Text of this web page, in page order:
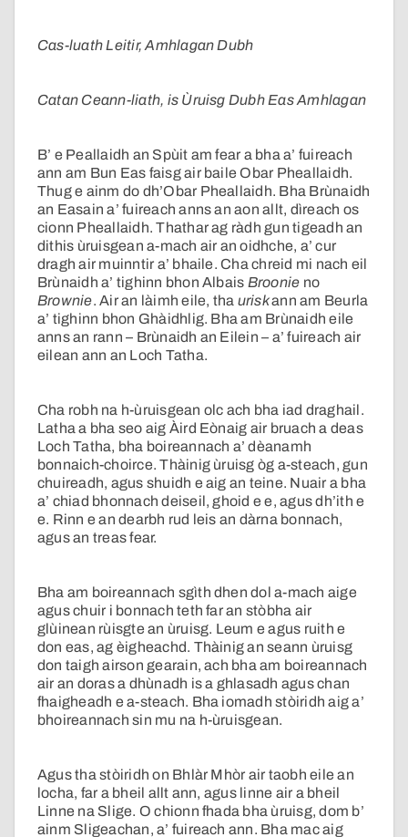
Cas-luath Leitir, Amhlagan Dubh
Catan Ceann-liath, is Ùruisg Dubh Eas Amhlagan
B’ e Peallaidh an Spùit am fear a bha a’ fuireach
ann am Bun Eas faisg air baile Obar Pheallaidh.
Thug e ainm do dh’Obar Pheallaidh. Bha Brùnaidh
an Easain a’ fuireach anns an aon allt, dìreach os
cionn Pheallaidh. Thathar ag ràdh gun tigeadh an
dithis ùruisgean a-mach air an oidhche, a’ cur
dragh air muinntir a’ bhaile. Cha chreid mi nach eil
Brùnaidh a’ tighinn bhon Albais Broonie no
Brownie. Air an làimh eile, tha uriskann am Beurla
a’ tighinn bhon Ghàidhlig. Bha am Brùnaidh eile
anns an rann – Brùnaidh an Eilein – a’ fuireach air
eilean ann an Loch Tatha.
Cha robh na h-ùruisgean olc ach bha iad draghail.
Latha a bha seo aig Àird Eònaig air bruach a deas
Loch Tatha, bha boireannach a’ dèanamh
bonnaich-choirce. Thàinig ùruisg òg a-steach, gun
chuireadh, agus shuidh e aig an teine. Nuair a bha
a’ chiad bhonnach deiseil, ghoid e e, agus dh’ith e
e. Rinn e an dearbh rud leis an dàrna bonnach,
agus an treas fear.
Bha am boireannach sgìth dhen dol a-mach aige
agus chuir i bonnach teth far an stòbha air
glùinean rùisgte an ùruisg. Leum e agus ruith e
don eas, ag èigheachd. Thàinig an seann ùruisg
don taigh airson gearain, ach bha am boireannach
air an doras a dhùnadh is a ghlasadh agus chan
fhaigheadh e a-steach. Bha iomadh stòiridh aig a’
bhoireannach sin mu na h-ùruisgean.
Agus tha stòiridh on Bhlàr Mhòr air taobh eile an
locha, far a bheil allt ann, agus linne air a bheil
Linne na Slige. O chionn fhada bha ùruisg, dom b’
ainm Sligeachan, a’ fuireach ann. Bha mac aig